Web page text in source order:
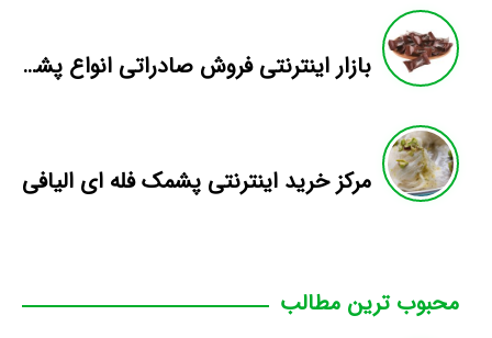
بازار اینترنتی فروش صادراتی انواع پشمک الیافی/شکلاتی
مرکز خرید اینترنتی پشمک فله ای الیافی
محبوب ترین مطالب